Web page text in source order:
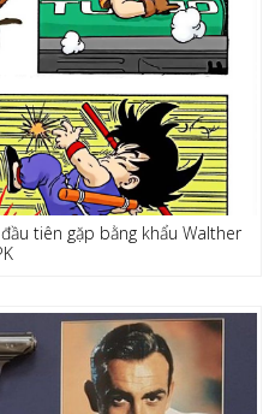
tiên gặp bằng khẩu Walther